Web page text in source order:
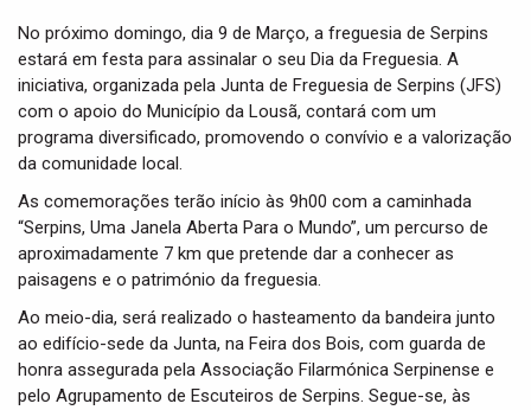
o
No próximo domingo, dia 9 de Março, a freguesia de Serpins
estará em festa para assinalar o seu Dia da Freguesia. A
iniciativa, organizada pela Junta de Freguesia de Serpins (JFS)
com o apoio do Município da Lousã, contará com um
programa diversificado, promovendo o convívio e a valorização
da comunidade local.
As comemorações terão início às 9h00 com a caminhada
“Serpins, Uma Janela Aberta Para o Mundo”, um percurso de
aproximadamente 7 km que pretende dar a conhecer as
paisagens e o património da freguesia.
Ao meio-dia, será realizado o hasteamento da bandeira junto
ao edifício-sede da Junta, na Feira dos Bois, com guarda de
honra assegurada pela Associação Filarmónica Serpinense e
pelo Agrupamento de Escuteiros de Serpins. Segue-se, às